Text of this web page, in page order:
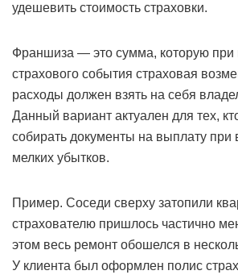
удешевить стоимость страховки.
Франшиза — это сумма, которую при
страхового события страховая
расходы должен взять на себя
Данный вариант актуален для тех,
собирать документы на выплату при
мелких убытков.
Пример. Соседи сверху затопили
страхователю пришлось частично
этом весь ремонт обошелся в
У клиента был оформлен полис